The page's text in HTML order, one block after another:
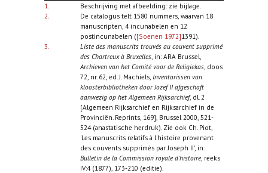
1.
Beschrijving met afbeelding: zie bijlage.
2.
De catalogus telt 1580 nummers, waarvan 18
manuscripten, 4 incunabelen en 12
postincunabelen ([Soenen 1972]1391).
3.
Liste des manuscrits trouvés au couvent supprimé
des Chartreux à Bruxelles, in: ARA Brussel,
Archieven van het Comité voor de Religiekas, doos
72, nr. 62, ed. J. Machiels, Inventarissen van
kloosterbibliotheken door Jozef II afgeschaft
aanwezig op het Algemeen Rijksarchief, dl. 2
[Algemeen Rijksarchief en Rijksarchief in de
Provinciën. Reprints, 169], Brussel 2000, 521-
524 (anastatische herdruk). Zie ook Ch. Piot,
'Les manuscrits relatifs à l'histoire provenant
des couvents supprimés par Joseph II', in:
Bulletin de la Commission royale d'histoire, reeks
IV:4 (1877), 173-210 (editie).